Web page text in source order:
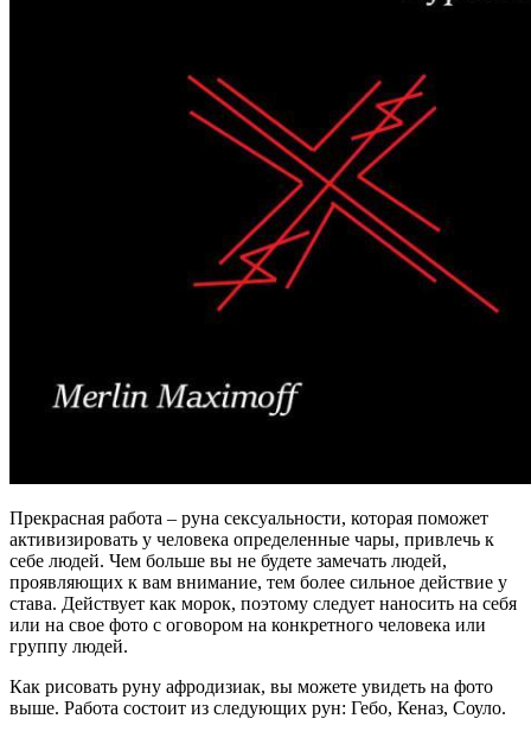
Прекрасная работа – руна сексуальности, которая поможет
активизировать у человека определенные чары, привлечь к
себе людей. Чем больше вы не будете замечать людей,
проявляющих к вам внимание, тем более сильное действие у
става. Действует как морок, поэтому следует наносить на себя
или на свое фото с оговором на конкретного человека или
группу людей.
Как рисовать руну афродизиак, вы можете увидеть на фото
выше. Работа состоит из следующих рун: Гебо, Кеназ, Соуло.